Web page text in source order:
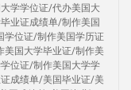
学学位证/代办美国大
业证成绩单/制作美国
学位证/制作美国学历证
美国大学毕业证/制作美
位证/制作美国大学学
成绩单/美国毕业证/美